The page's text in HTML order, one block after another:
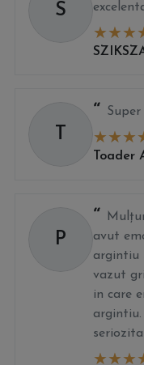
S
T
Super
Toader
P
avut
argintiu
vazut
in care